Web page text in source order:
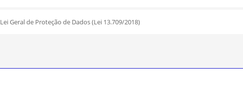
Lei Geral de Proteção de Dados (Lei 13.709/2018)